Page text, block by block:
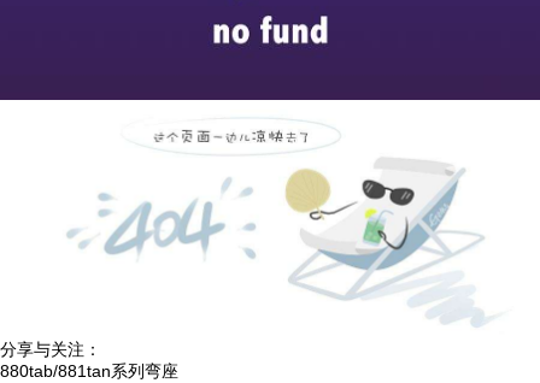
分享与关注：
880tab/881tan系列弯座